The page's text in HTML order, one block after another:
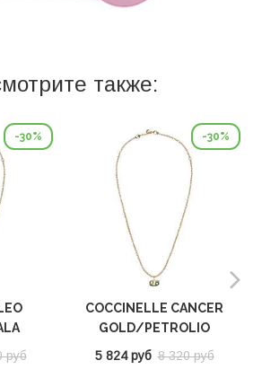
также:
-30%
руб
-30%
COCCINELLE CANCER
GOLD/PETROLIO
E8P4I121001669
5 824 руб 8 320 руб